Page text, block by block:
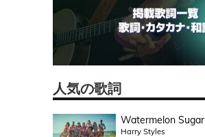
人気の歌詞
Watermelon Sugar
Harry Styles